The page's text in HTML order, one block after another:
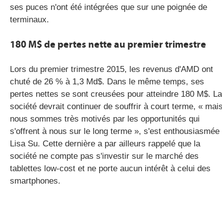
ses puces n'ont été intégrées que sur une poignée de
terminaux.
180 M$ de pertes nette au premier trimestre
Lors du premier trimestre 2015, les revenus d'AMD ont
chuté de 26 % à 1,3 Md$. Dans le même temps, ses
pertes nettes se sont creusées pour atteindre 180 M$. La
société devrait continuer de souffrir à court terme, «
nous sommes très motivés par les opportunités qui
s'offrent à nous sur le long terme », s'est enthousiasmée
Lisa Su. Cette dernière a par ailleurs rappelé que la
société ne compte pas s'investir sur le marché des
tablettes low-cost et ne porte aucun intérêt à celui des
smartphones.